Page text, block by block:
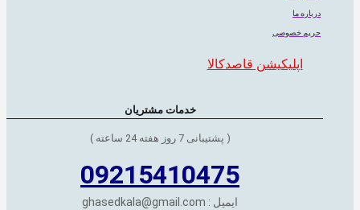
درباره ما
حریم خصوصی
اپلیکیشن قاصدکالا
خدمات مشتریان
( پشتیبانی 7 روز هفته 24 ساعته )
09215410475
ایمیل : ghasedkala@gmail.com